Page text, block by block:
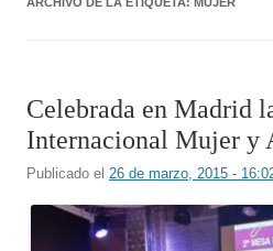
Celebrada en Madrid
Internacional Mujer y
Publicado el 26 de marzo, 2015 -